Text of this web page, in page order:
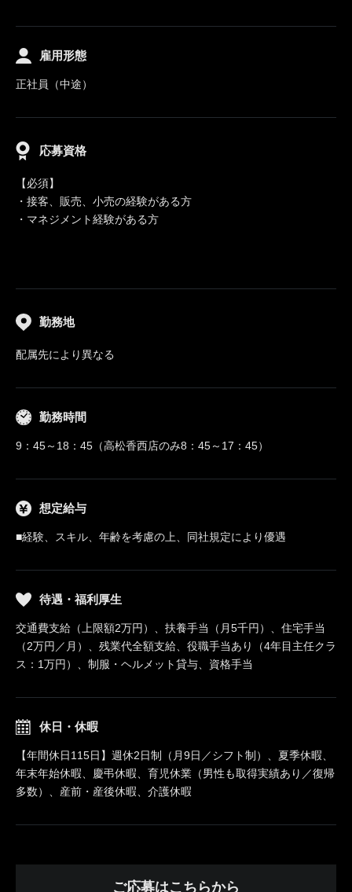
雇用形態
正社員（中途）
応募資格
【必須】
・接客、販売、小売の経験がある方
・マネジメント経験がある方
勤務地
配属先により異なる
勤務時間
9：45～18：45（高松香西店のみ8：45～17：45）
想定給与
■経験、スキル、年齢を考慮の上、同社規定により優遇
待遇・福利厚生
交通費支給（上限額2万円）、扶養手当（月5千円）、住宅手当
（2万円／月）、残業代全額支給、役職手当あり（4年目主任クラ
ス：1万円）、制服・ヘルメット貸与、資格手当
休日・休暇
【年間休日115日】週休2日制（月9日／シフト制）、夏季休暇、
年末年始休暇、慶弔休暇、育児休業（男性も取得実績あり／復帰
多数）、産前・産後休暇、介護休暇
ご応募はこちらから